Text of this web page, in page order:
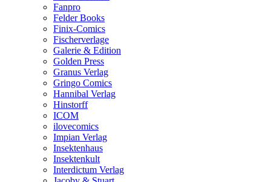
Fanpro
Felder Books
Finix-Comics
Fischerverlage
Galerie & Edition
Golden Press
Granus Verlag
Gringo Comics
Hannibal Verlag
Hinstorff
ICOM
ilovecomics
Impian Verlag
Insektenhaus
Insektenkult
Interdictum Verlag